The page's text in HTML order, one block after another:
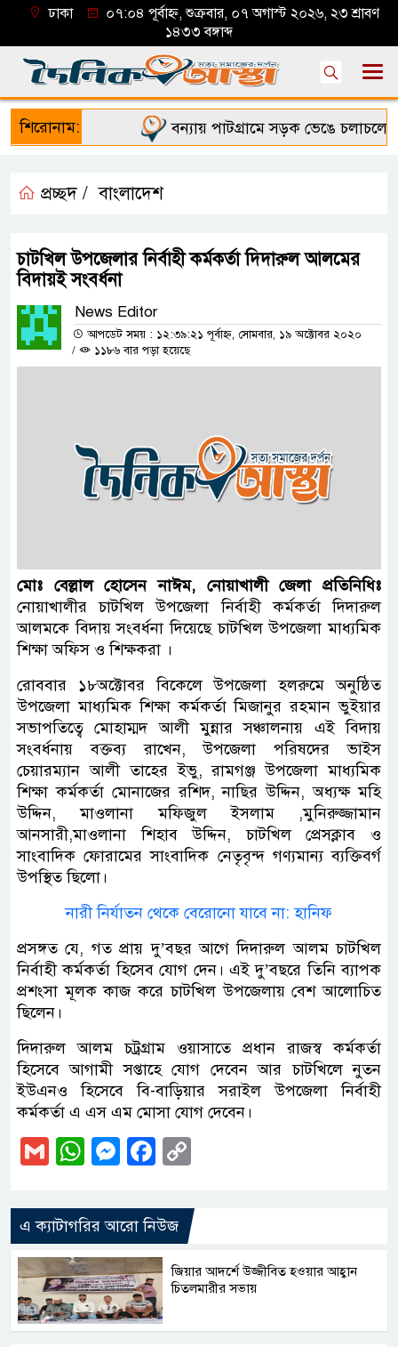
ঢাকা
০৭:০৪ পূর্বাহ্ন, শুক্রবার, ০৭ অগাস্ট ২০২৬, ২৩ শ্রাবণ
১৪৩৩ বঙ্গাব্দ
শিরোনাম: বন্যায় পাটগ্রামে সড়ক ভেঙে চলাচলে
প্রচ্ছদ / বাংলাদেশ
চাটখিল উপজেলার নির্বাহী কর্মকর্তা দিদারুল আলমের
বিদায়ই সংবর্ধনা
News Editor
আপডেট সময় : ১২:৩৯:২১ পূর্বাহ্ন, সোমবার, ১৯ অক্টোবর ২০২০
/
১১৮৬ বার পড়া হয়েছে
মোঃ বেল্লাল হোসেন নাঈম, নোয়াখালী জেলা প্রতিনিধিঃ
নোয়াখালীর চাটখিল উপজেলা নির্বাহী কর্মকর্তা দিদারুল
আলমকে বিদায় সংবর্ধনা দিয়েছে চাটখিল উপজেলা মাধ্যমিক
শিক্ষা অফিস ও শিক্ষকরা ।
রোববার ১৮অক্টোবর বিকেলে উপজেলা হলরুমে অনুষ্ঠিত
উপজেলা মাধ্যমিক শিক্ষা কর্মকর্তা মিজানুর রহমান ভুইয়ার
সভাপতিত্বে মোহাম্মদ আলী মুন্নার সঞ্চালনায় এই বিদায়
সংবর্ধনায় বক্তব্য রাখেন, উপজেলা পরিষদের ভাইস
চেয়ারম্যান আলী তাহের ইভু, রামগঞ্জ উপজেলা মাধ্যমিক
শিক্ষা কর্মকর্তা মোনাজের রশিদ, নাছির উদ্দিন, অধ্যক্ষ মহি
উদ্দিন, মাওলানা মফিজুল ইসলাম ,মুনিরুজ্জামান
আনসারী,মাওলানা শিহাব উদ্দিন, চাটখিল প্রেসক্লাব ও
সাংবাদিক ফোরামের সাংবাদিক নেতৃবৃন্দ গণ্যমান্য ব্যক্তিবর্গ
উপস্থিত ছিলো।
নারী নির্যাতন থেকে বেরোনো যাবে না: হানিফ
প্রসঙ্গত যে, গত প্রায় দু’বছর আগে দিদারুল আলম চাটখিল
নির্বাহী কর্মকর্তা হিসেব যোগ দেন। এই দু’বছরে তিনি ব্যাপক
প্রশংসা মূলক কাজ করে চাটখিল উপজেলায় বেশ আলোচিত
ছিলেন।
দিদারুল আলম চট্রগ্রাম ওয়াসাতে প্রধান রাজস্ব কর্মকর্তা
হিসেবে আগামী সপ্তাহে যোগ দেবেন আর চাটখিলে নুতন
ইউএনও হিসেবে বি-বাড়িয়ার সরাইল উপজেলা নির্বাহী
কর্মকর্তা এ এস এম মোসা যোগ দেবেন।
GmailWhatsApp
Messenger
Facebook
এ ক্যাটাগরির আরো নিউজ
জিয়ার আদর্শে উজ্জীবিত হওয়ার আহ্বান
চিতলমারীর সভায়